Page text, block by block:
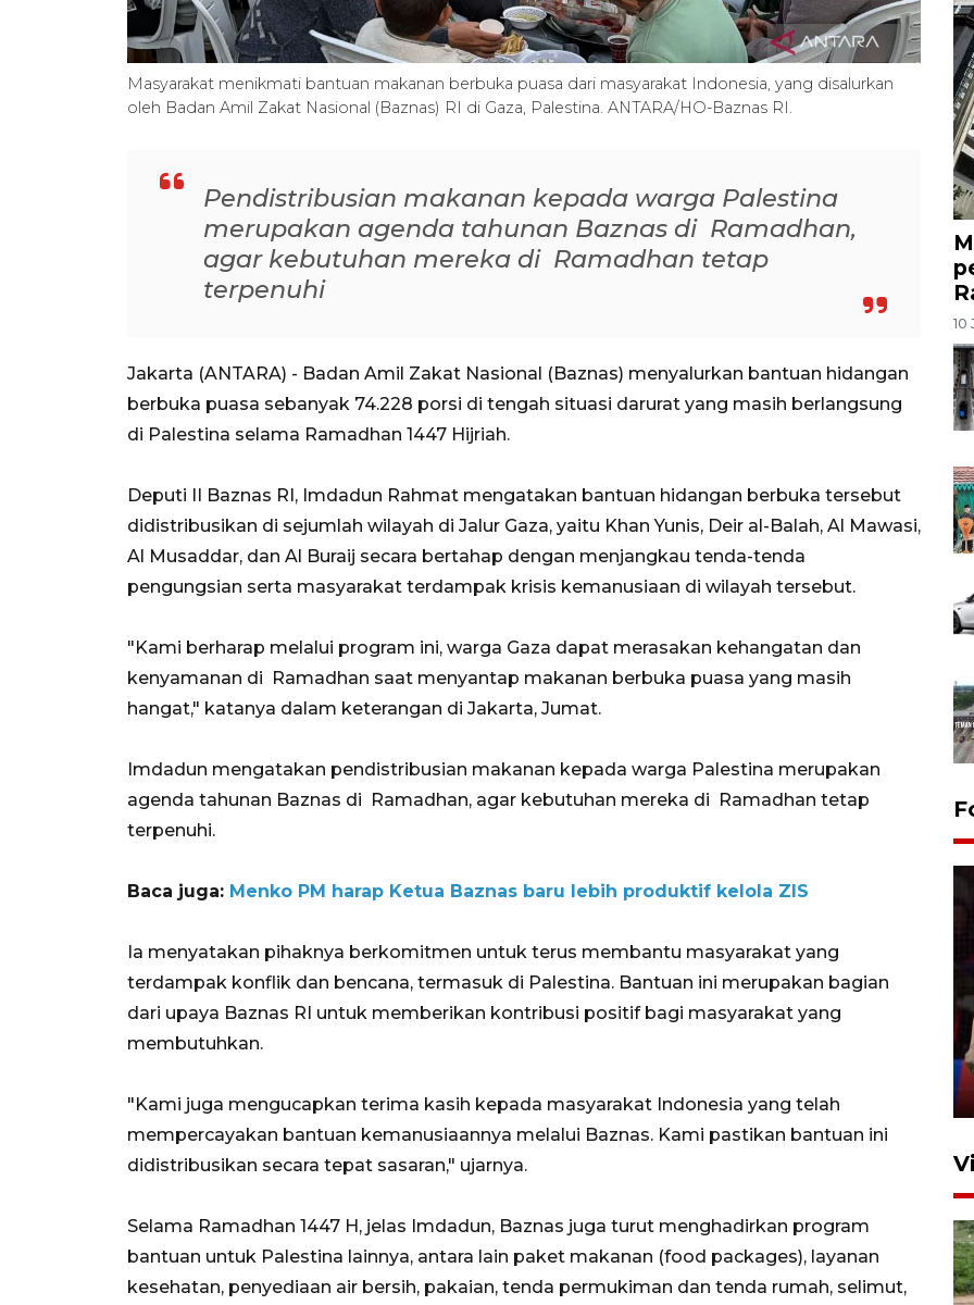
Masyarakat menikmati bantuan makanan berbuka puasa dari masyarakat Indonesia, yang disalurkan
oleh Badan Amil Zakat Nasional (Baznas) RI di Gaza, Palestina. ANTARA/HO-Baznas RI.
Pendistribusian makanan kepada warga Palestina
merupakan agenda tahunan Baznas di Ramadhan,
agar kebutuhan mereka di Ramadhan tetap
terpenuhi
Jakarta (ANTARA) - Badan Amil Zakat Nasional (Baznas) menyalurkan bantuan hidangan
berbuka puasa sebanyak 74.228 porsi di tengah situasi darurat yang masih berlangsung
di Palestina selama Ramadhan 1447 Hijriah.
Deputi II Baznas RI, Imdadun Rahmat mengatakan bantuan hidangan berbuka tersebut
didistribusikan di sejumlah wilayah di Jalur Gaza, yaitu Khan Yunis, Deir al-Balah, Al Mawasi,
Al Musaddar, dan Al Buraij secara bertahap dengan menjangkau tenda-tenda
pengungsian serta masyarakat terdampak krisis kemanusiaan di wilayah tersebut.
"Kami berharap melalui program ini, warga Gaza dapat merasakan kehangatan dan
kenyamanan di Ramadhan saat menyantap makanan berbuka puasa yang masih
hangat," katanya dalam keterangan di Jakarta, Jumat.​​​​​​
Imdadun mengatakan pendistribusian makanan kepada warga Palestina merupakan
agenda tahunan Baznas di Ramadhan, agar kebutuhan mereka di Ramadhan tetap
terpenuhi.
Baca juga: Menko PM harap Ketua Baznas baru lebih produktif kelola ZIS
Ia menyatakan pihaknya berkomitmen untuk terus membantu masyarakat yang
terdampak konflik dan bencana, termasuk di Palestina. Bantuan ini merupakan bagian
dari upaya Baznas RI untuk memberikan kontribusi positif bagi masyarakat yang
membutuhkan.
"Kami juga mengucapkan terima kasih kepada masyarakat Indonesia yang telah
mempercayakan bantuan kemanusiaannya melalui Baznas. Kami pastikan bantuan ini
didistribusikan secara tepat sasaran," ujarnya.
Selama Ramadhan 1447 H, jelas Imdadun, Baznas juga turut menghadirkan program
bantuan untuk Palestina lainnya, antara lain paket makanan (food packages), layanan
kesehatan, penyediaan air bersih, pakaian, tenda permukiman dan tenda rumah, selimut,
10
Lebaran Betawi 2026, ajang
silaturahim masyarakat dan